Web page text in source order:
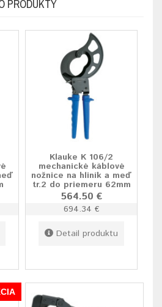
PRODUKTY
Klauke K 106/2
mechanické káblové
nožnice na hliník a meď
tr.2 do priemeru 62mm
564.50 €
694.34 €
Detail produktu